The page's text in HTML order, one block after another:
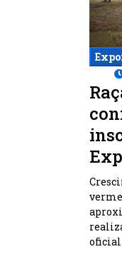
oficial